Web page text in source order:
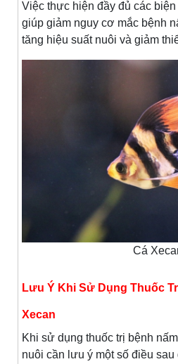
Việc thực hiện đầy đủ các
giúp giảm nguy cơ mắc bệnh
tăng hiệu suất nuôi và giảm
Cá
Lưu Ý Khi Sử Dụng Thuốc
Xecan
Khi sử dụng thuốc trị bệnh
nuôi cần lưu ý một số điều sau